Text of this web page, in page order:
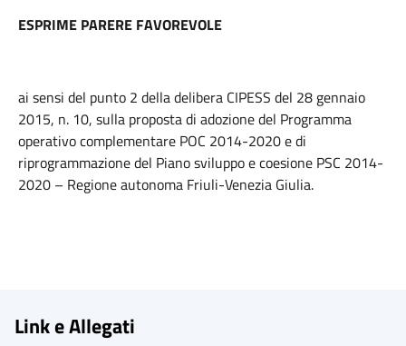
ESPRIME PARERE FAVOREVOLE
ai sensi del punto 2 della delibera CIPESS del 28 gennaio
2015, n. 10, sulla proposta di adozione del Programma
operativo complementare POC 2014-2020 e di
riprogrammazione del Piano sviluppo e coesione PSC 2014-
2020 – Regione autonoma Friuli-Venezia Giulia.
Link e Allegati